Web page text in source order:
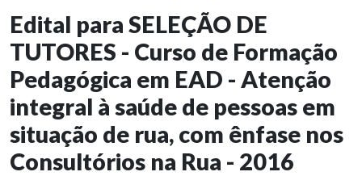
Edital para SELEÇÃO DE
TUTORES - Curso de Formação
Pedagógica em EAD - Atenção
integral à saúde de pessoas em
situação de rua, com ênfase nos
Consultórios na Rua - 2016